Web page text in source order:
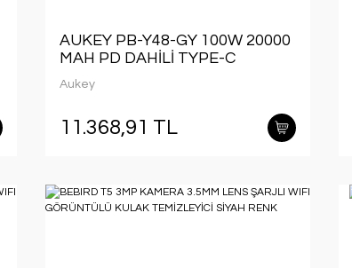
AUKEY PB-Y48-GY 100W 20000
MAH PD DAHİLİ TYPE-C
KABLOLU POWERBANK
Aukey
11.368,91 TL